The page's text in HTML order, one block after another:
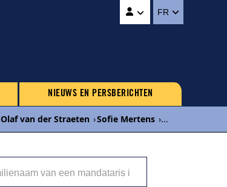
FR
NIEUWS EN PERSBERICHTEN
Olaf van der Straeten ›Sofie Mertens ›...